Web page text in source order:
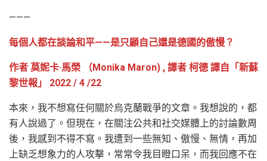
———
每個人都在談論和平——是只顧自己還是德國的傲慢？
作者 莫妮卡·馬榮 （Monika Maron) , 譯者 柯德 譯自「新蘇
黎世報」 2022 / 4 /22
本來，我不想寫任何關於烏克蘭戰爭的文章。我想說的，都
有人說過了。但現在，在關注公共和社交媒體上的討論數周
後，我感到不得不寫。我遭到一些無知、傲慢、無情，再加
上缺乏想象力的人攻擊，常常令我目瞪口呆，而我回應不在